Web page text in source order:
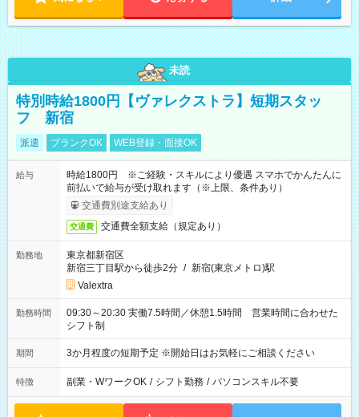
未読
特別時給1800円【ヴァレクストラ】短期スタッ
フ 新宿
派遣 ブランクOK WEB登録・面接OK
給与
時給1800円 ※ご経験・スキルにより優遇 スマホでかんたんに
前払いで給与が受け取れます（※上限、条件あり）
交通費別途支給あり
交通費 交通費全額支給（規定あり）
勤務地
東京都新宿区
新宿三丁目駅から徒歩2分 / 新宿(東京メトロ)駅
Valextra
勤務時間
09:30～20:30 実働7.5時間／休憩1.5時間 営業時間に合わせた
シフト制
期間 3か月程度の短期予定 ※開始日はお気軽にご相談ください
特徴 副業・WワークOK / シフト勤務 / パソコンスキル不要